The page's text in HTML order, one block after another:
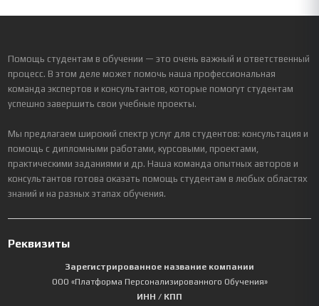
Помощь студентам в обучении — это очень важный и ответственный
процесс. В этом деле может помочь наша профессиональная
команда экспертов и консультантов, которые помогут студентам
успешно завершить свои учебные проекты.
Мы предлагаем широкий спектр услуг для студентов: консультация и
помощь с дипломными работами, курсовыми, проектами,
практическими заданиями и др. Наша команда опытных авторов и
консультантов готова оказать помощь студентам в любых областях
знаний и на разных этапах обучения.
Реквизиты
Зарегистрированное название компании
ООО «Платформа Персонализированного Обучения»
ИНН / КПП